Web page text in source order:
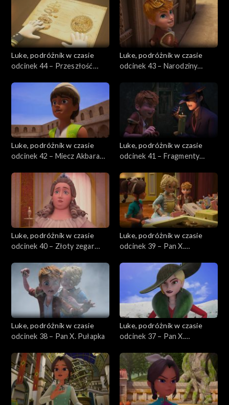
Luke, podróżnik w czasie
odcinek 44 – Przeszłość
Luke, podróżnik w czasie
odcinek 43 – Narodziny
Luke, podróżnik w czasie
odcinek 42 – Miecz Akbara
Luke, podróżnik w czasie
odcinek 41 – Fragmenty
Luke, podróżnik w czasie
odcinek 40 – Złoty zegar
Luke, podróżnik w czasie
odcinek 39 – Pan X.
Luke, podróżnik w czasie
odcinek 38 – Pan X. Pułapka
Luke, podróżnik w czasie
odcinek 37 – Pan X.